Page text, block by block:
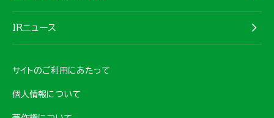
IRニュース
サイトのご利用にあたって
個人情報について